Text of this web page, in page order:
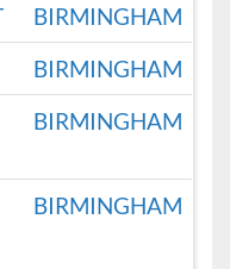
BIRMINGHAM
BIRMINGHAM
BIRMINGHAM
BIRMINGHAM